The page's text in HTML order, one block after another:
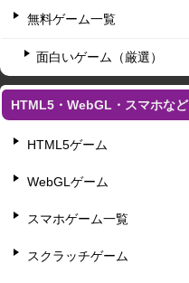
無料ゲーム一覧
面白いゲーム（厳選）
HTML5・WebGL・スマホなど
HTML5ゲーム
WebGLゲーム
スマホゲーム一覧
スクラッチゲーム